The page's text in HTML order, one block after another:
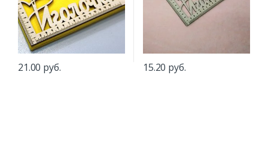
21.00 руб. 15.20 руб.